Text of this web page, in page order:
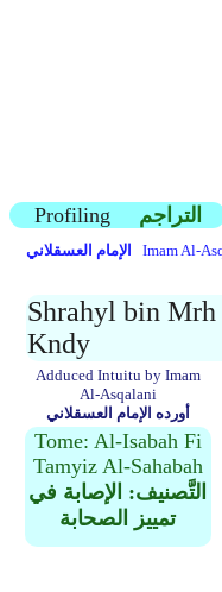
Profiling التراجم
الإمام العسقلاني Imam Al-
Shrahyl bin
Kndy
Adduced Intuitu by Imam
Al-Asqalani
أورده الإمام العسقلاني
Tome: Al-Isabah Fi
Tamyiz Al-Sahabah
التَّصنيف: الإصابة في
تمييز الصحابة